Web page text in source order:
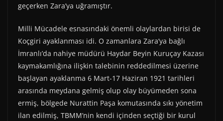
geçerken Zara’ya uğramıştır.
Milli Mücadele esnasındaki önemli olaylardan birisi de
Koçgiri ayaklanması idi. O zamanlara Zara’ya bağlı
İmranlı’da nahiye müdürü Haydar Beyin Kuruçay Kazası
kaymakamlığına ilişkin talebinin reddedilmesi üzerine
başlayan ayaklanma 6 Mart-17 Haziran 1921 tarihleri
arasında meydana gelmiş olup olay büyümeden sona
ermiş, bölgede Nurattin Paşa komutasında sıkı yönetim
ilan edilmiş, TBMM’nin kendi içinden seçtiği bir kurul